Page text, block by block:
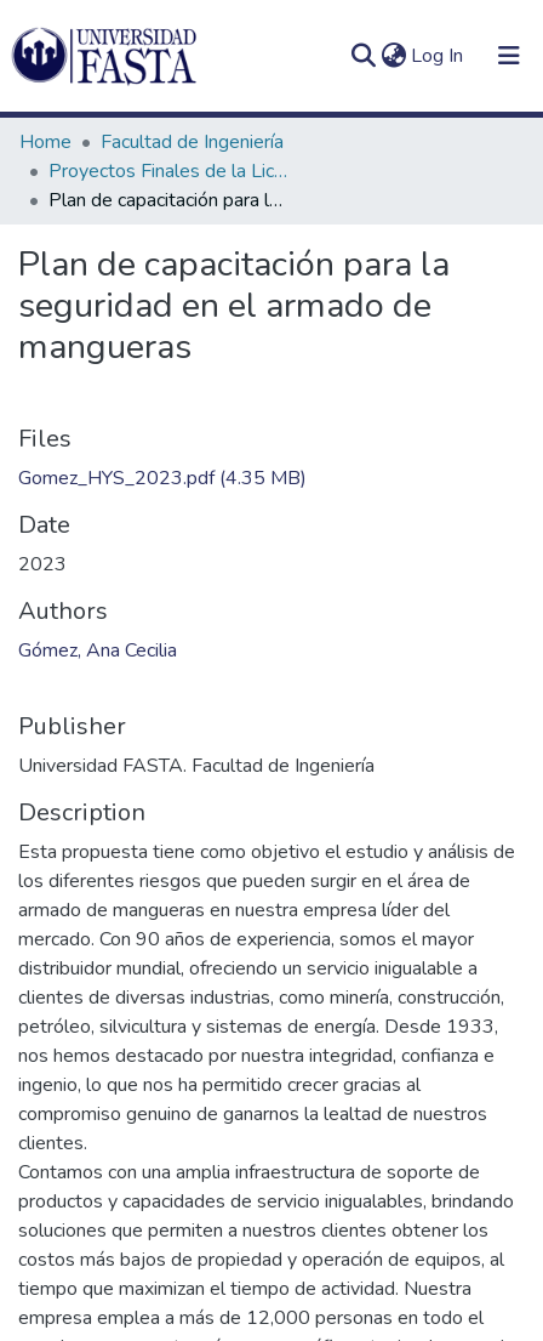
Log In (current)
Communities
&
Collections
All of DSpace
In (current)
Home
Facultad de Ingeniería
Proyectos Finales de la Licenciatura en Seguridad e Higiene en el Trabajo
Plan de capacitación para la seguridad en el armado de mangueras
Plan de capacitación para la
seguridad en el armado de
mangueras
Files
Gomez_HYS_2023.pdf
Gómez, Ana Cecilia
Publisher
Universidad FASTA. Facultad de Ingeniería
Description
Esta propuesta tiene como objetivo el estudio y análisis de
los diferentes riesgos que pueden surgir en el área de
armado de mangueras en nuestra empresa líder del
mercado. Con 90 años de experiencia, somos el mayor
distribuidor mundial, ofreciendo un servicio inigualable a
clientes de diversas industrias, como minería, construcción,
petróleo, silvicultura y sistemas de energía. Desde 1933,
nos hemos destacado por nuestra integridad, confianza e
ingenio, lo que nos ha permitido crecer gracias al
compromiso genuino de ganarnos la lealtad de nuestros
clientes.